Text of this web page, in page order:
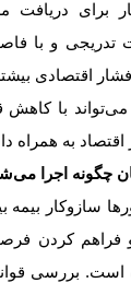
دریافت
تدریجی و با
اقتصادی
با کاهش
به همراه
چگونه اجرا
سازوکار
و فراهم کردن
بررسی